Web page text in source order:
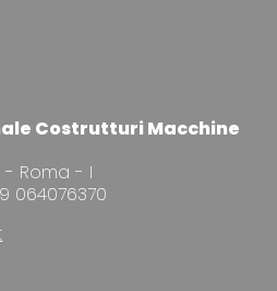
Costrutturi Macchine
- Roma - I
064076370